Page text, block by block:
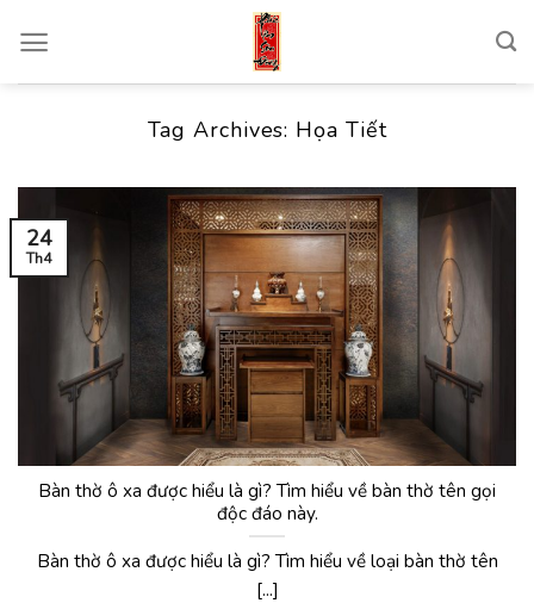
content
Tag Archives: Họa Tiết
Bàn thờ ô xa được hiểu là gì? Tìm hiểu về bàn thờ tên gọi
độc đáo này.
Bàn thờ ô xa được hiểu là gì? Tìm hiểu về loại bàn thờ tên
[...]
24
Th4